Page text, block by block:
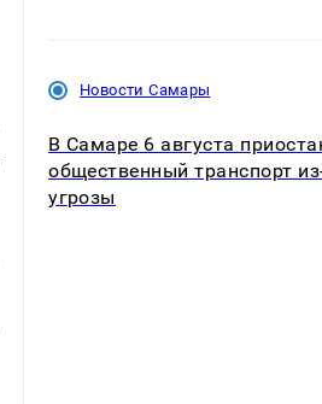
Новости Самары
В Самаре 6 августа
общественный транспорт
угрозы